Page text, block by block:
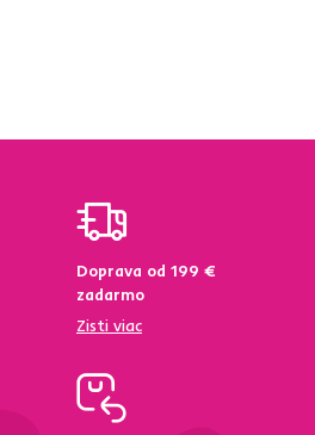
Doprava od 199 €
zadarmo
Zisti viac